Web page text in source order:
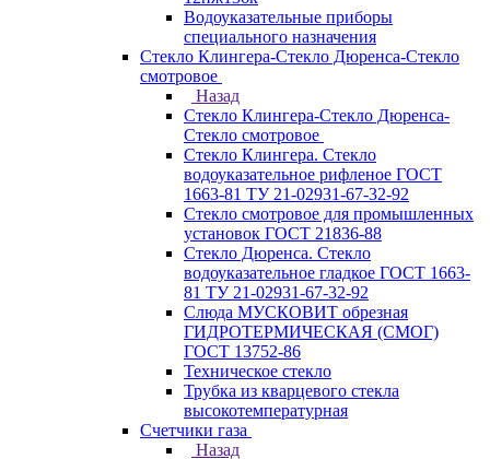
Водоуказательные приборы
специального назначения
Стекло Клингера-Стекло Дюренса-Стекло
смотровое
Назад
Стекло Клингера-Стекло Дюренса-
Стекло смотровое
Стекло Клингера. Стекло
водоуказательное рифленое ГОСТ
1663-81 ТУ 21-02931-67-32-92
Стекло смотровое для промышленных
установок ГОСТ 21836-88
Стекло Дюренса. Стекло
водоуказательное гладкое ГОСТ 1663-
81 ТУ 21-02931-67-32-92
Слюда МУСКОВИТ обрезная
ГИДРОТЕРМИЧЕСКАЯ (СМОГ)
ГОСТ 13752-86
Техническое стекло
Трубка из кварцевого стекла
высокотемпературная
Счетчики газа
Назад